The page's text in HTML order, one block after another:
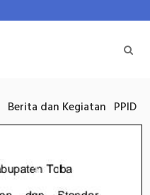
Berita dan Kegiatan PPID